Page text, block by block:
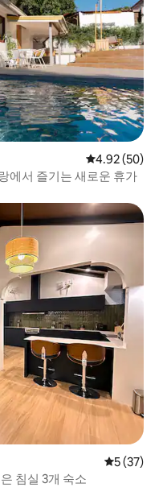
평점 4.92점(5
4.92 (50)
에서 즐기는 새로운 휴가
평점 5점
5 (37)
침실 3개 숙소